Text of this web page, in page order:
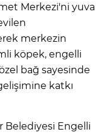
Merkezi'ni yuva
merkezin
köpek, engelli
bağ sayesinde
katkı
Belediyesi Engelli